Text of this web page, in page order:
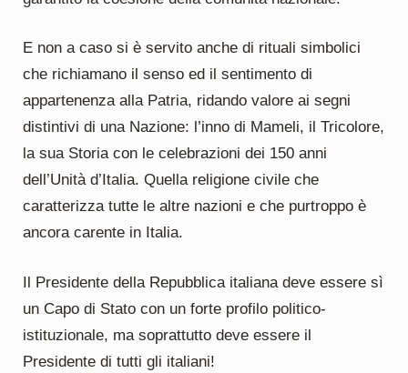
E non a caso si è servito anche di rituali simbolici
che richiamano il senso ed il sentimento di
appartenenza alla Patria, ridando valore ai segni
distintivi di una Nazione: l’inno di Mameli, il Tricolore,
la sua Storia con le celebrazioni dei 150 anni
dell’Unità d’Italia. Quella religione civile che
caratterizza tutte le altre nazioni e che purtroppo è
ancora carente in Italia.
Il Presidente della Repubblica italiana deve essere sì
un Capo di Stato con un forte profilo politico-
istituzionale, ma soprattutto deve essere il
Presidente di tutti gli italiani!